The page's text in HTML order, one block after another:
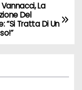
La
Del
“Si Tratta Di Un